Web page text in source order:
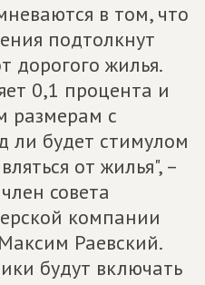
в том, что
подтолкнут
дорогого жилья.
0,1 процента и
размерам с
ли будет стимулом
от жилья", –
совета
компании
Раевский.
будут включать